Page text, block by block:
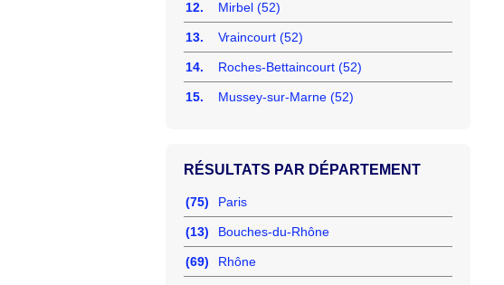
12. Mirbel (52)
13. Vraincourt (52)
14. Roches-Bettaincourt (52)
15. Mussey-sur-Marne (52)
RÉSULTATS PAR DÉPARTEMENT
(75) Paris
(13) Bouches-du-Rhône
(69) Rhône